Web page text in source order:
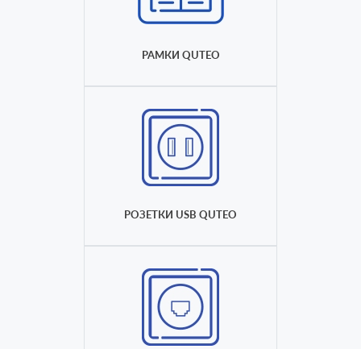
РАМКИ QUTEO
РОЗЕТКИ USB QUTEO